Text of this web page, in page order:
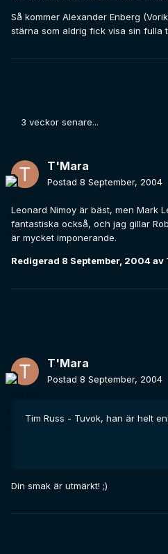
Så kommer Alexander Enberg
stärna som aldrig fick visa sin fulla
3 veckor senare...
T'Mara
Postad 8 September, 2004
Leonard Nimoy är bäst, men Mark
fantastiska också, och jag gillar
är mycket imponerande.
Redigerad 8 September, 2004av
T'Mara
Postad 8 September, 2004
Tim Russ - Tuvok, han är helt
Din smak är utmärkt! ;)